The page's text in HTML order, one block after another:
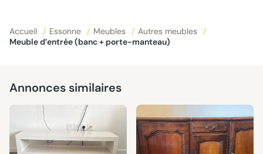
Accueil / Essonne / Meubles / Autres meubles
/
Meuble d’entrée (banc + porte-manteau)
Annonces similaires